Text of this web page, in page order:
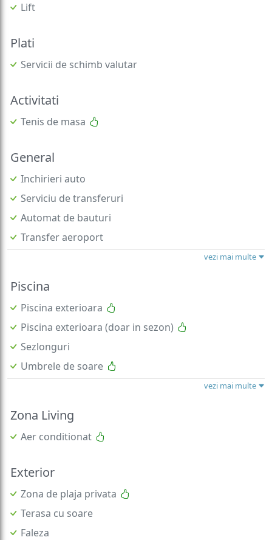
Lift
Plati
Servicii de schimb valutar
Activitati
Tenis de masa
General
Inchirieri auto
Serviciu de transferuri
Automat de bauturi
Transfer aeroport
vezi mai multe
Piscina
Piscina exterioara
Piscina exterioara (doar in sezon)
Sezlonguri
Umbrele de soare
vezi mai multe
Zona Living
Aer conditionat
Exterior
Zona de plaja privata
Terasa cu soare
Faleza